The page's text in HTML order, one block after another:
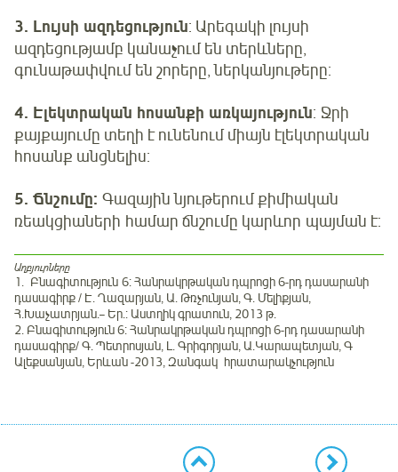
3. Լույսի ազդեցություն: Արեգակի լույսի
ազդեցությամբ կանաչում են տերևները,
գունաթափվում են շորերը, ներկանյութերը:
4. Էլեկտրական հոսանքի առկայություն: Ջրի
քայքայումը տեղի է ունենում միայն էլեկտրական
հոսանք անցնելիս:
5. Ճնշումը: Գազային նյութերում քիմիական
ռեակցիաների համար ճնշումը կարևոր պայման է:
Աղբյուրները
1. Բնագիտություն 6: Հանրակրթական դպրոցի 6-րդ դասարանի
դասագիրք / Է. Ղազարյան, Ա. Թռչունյան, Գ. Մելիքյան,
Հ.Խաչատրյան.– Եր.: Աստղիկ գրատուն, 2013 թ.
2. Բնագիտություն 6: Հանրակրթական դպրոցի 6-րդ դասարանի
դասագիրք/ Գ. Պետրոսյան, Լ. Գրիգորյան, Ա.Կարապետյան, Գ
Ալեքսանյան, Երևան -2013, Զանգակ հրատարակչություն